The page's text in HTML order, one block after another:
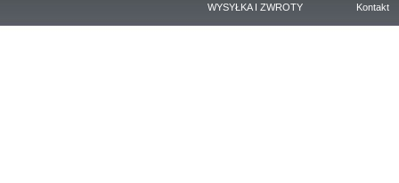
WYSYŁKA I ZWROTY
Kontakt